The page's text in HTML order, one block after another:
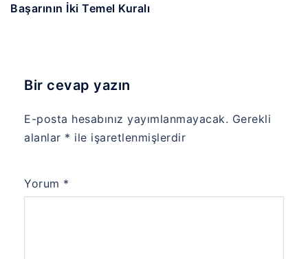
Başarının İki Temel Kuralı
Bir cevap yazın
E-posta hesabınız yayımlanmayacak. Gerekli
alanlar * ile işaretlenmişlerdir
Yorum *